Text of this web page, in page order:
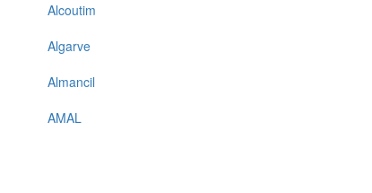
Alcoutim
Algarve
Almancil
AMAL